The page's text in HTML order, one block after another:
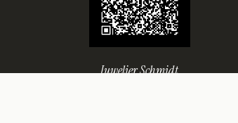
Juwelier Schmidt